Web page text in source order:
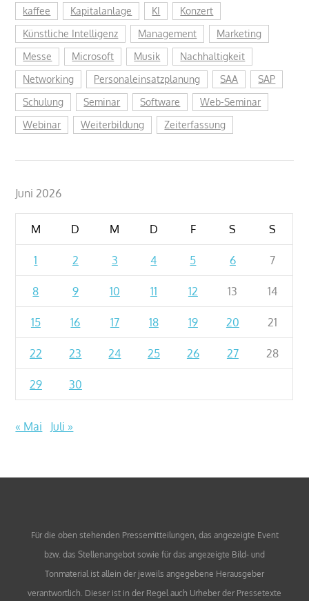
kaffee
Kapitalanlage KI
Konzert
Künstliche Intelligenz
Management
Marketing
Messe
Microsoft Musik
Nachhaltigkeit
Networking
Personaleinsatzplanung SAA
SAP
Schulung
Seminar Software
Web-Seminar
Webinar
Weiterbildung Zeiterfassung
Juni 2026
M D M D F S S
1 2 3 4 5 6 7
8 9 10 11 12 13 14
15 16 17 18 19 20 21
22 23 24 25 26 27 28
29 30
« Mai Juli »
Für die oben stehenden Pressemitteilungen, das angezeigte Event
bzw. das Stellenangebot sowie für das angezeigte Bild- und
Tonmaterial ist allein der jeweils angegebene Herausgeber
verantwortlich. Dieser ist in der Regel auch Urheber der Pressetexte